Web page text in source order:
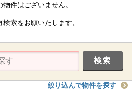
物件はございません。
検索をお願いたします。
絞り込んで物件を探す